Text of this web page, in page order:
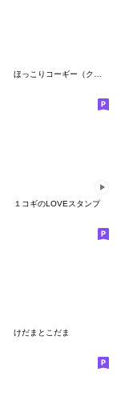
ほっこりコーギー（クリスマス、年末年始）
１コギのLOVEスタンプ
けだまとこだま